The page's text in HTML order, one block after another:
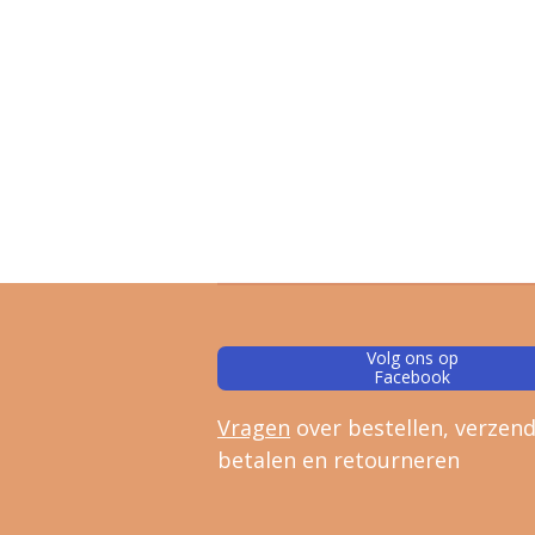
Volg ons op
Facebook
Vragen over bestellen, verz
betalen en retourneren